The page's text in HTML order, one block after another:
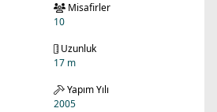
Misafirler
10
Uzunluk
17 m
Yapım Yılı
2005